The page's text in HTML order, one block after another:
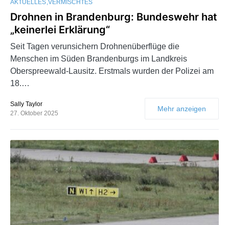
AKTUELLES VERMISCHTES
Drohnen in Brandenburg: Bundeswehr hat
„keinerlei Erklärung“
Seit Tagen verunsichern Drohnenüberflüge die
Menschen im Süden Brandenburgs im Landkreis
Oberspreewald-Lausitz. Erstmals wurden der Polizei am
18.…
Sally Taylor
27. Oktober 2025
Mehr anzeigen